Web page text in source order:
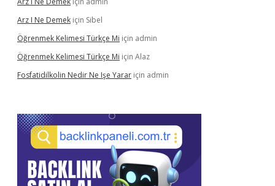
Arz I Ne Demek için Sibel
Öğrenmek Kelimesi Türkçe Mi için admin
Öğrenmek Kelimesi Türkçe Mi için Alaz
Fosfatidilkolin Nedir Ne Işe Yarar için admin